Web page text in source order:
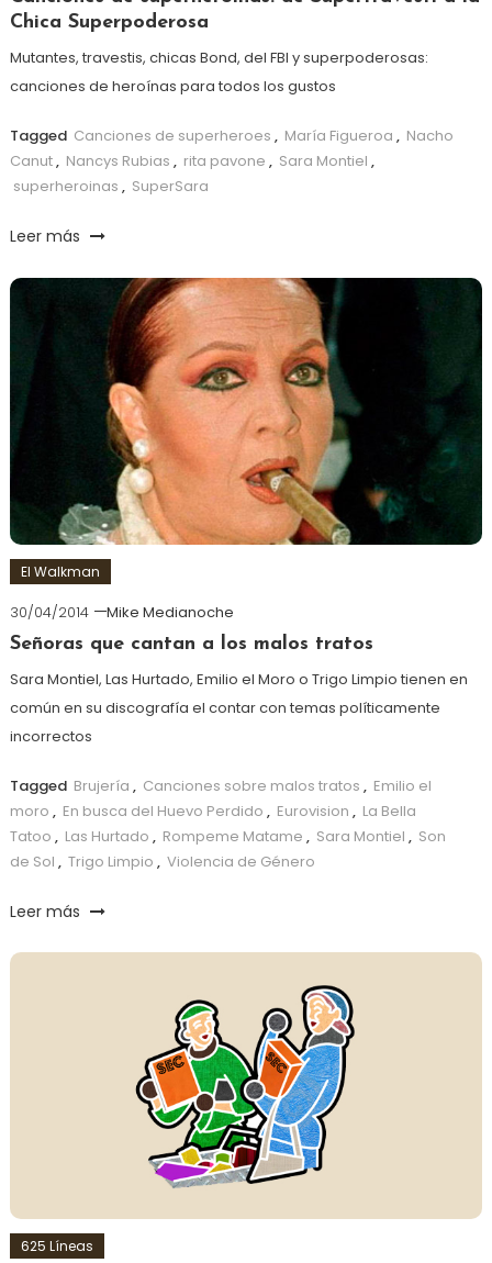
Chica Superpoderosa
Mutantes, travestis, chicas Bond, del FBI y superpoderosas:
canciones de heroínas para todos los gustos
Tagged Canciones de superheroes , María Figueroa , Nacho
Canut, Nancys Rubias , rita pavone , Sara Montiel ,
superheroinas , SuperSara
Leer más
El Walkman
30/04/2014
Mike Medianoche
Señoras que cantan a los malos tratos
Sara Montiel, Las Hurtado, Emilio el Moro o Trigo Limpio tienen en
común en su discografía el contar con temas políticamente
incorrectos
Tagged Brujería , Canciones sobre malos tratos , Emilio el
moro , En busca del Huevo Perdido , Eurovision , La Bella
Tatoo , Las Hurtado , Rompeme Matame , Sara Montiel , Son
de Sol , Trigo Limpio , Violencia de Género
Leer más
625 Líneas